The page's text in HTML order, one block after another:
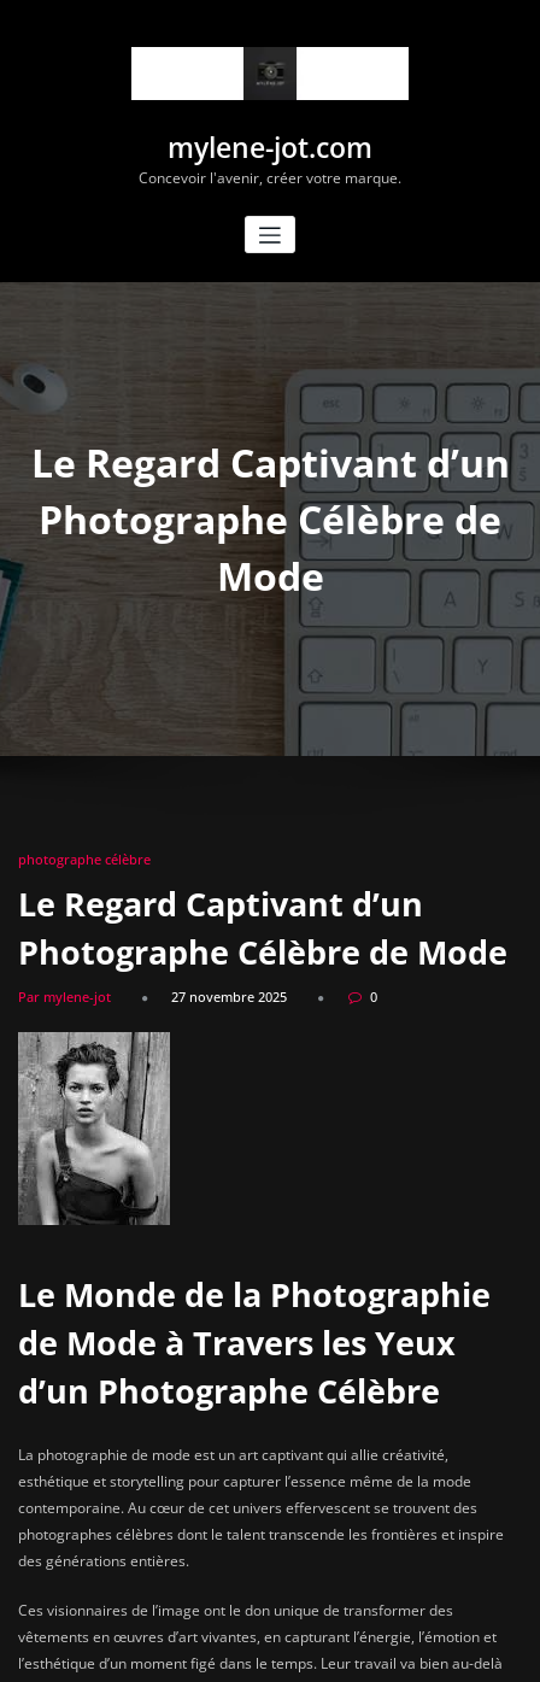
mylene-jot.com
Concevoir l'avenir, créer votre marque.
Le Regard Captivant d’un
Photographe Célèbre de
Mode
photographe célèbre
Le Regard Captivant d’un
Photographe Célèbre de Mode
Par mylene-jot 27 novembre 2025 0
Le Monde de la Photographie
de Mode à Travers les Yeux
d’un Photographe Célèbre
La photographie de mode est un art captivant qui allie créativité,
esthétique et storytelling pour capturer l’essence même de la mode
contemporaine. Au cœur de cet univers effervescent se trouvent des
photographes célèbres dont le talent transcende les frontières et inspire
des générations entières.
Ces visionnaires de l’image ont le don unique de transformer des
vêtements en œuvres d’art vivantes, en capturant l’énergie, l’émotion et
l’esthétique d’un moment figé dans le temps. Leur travail va bien au-delà